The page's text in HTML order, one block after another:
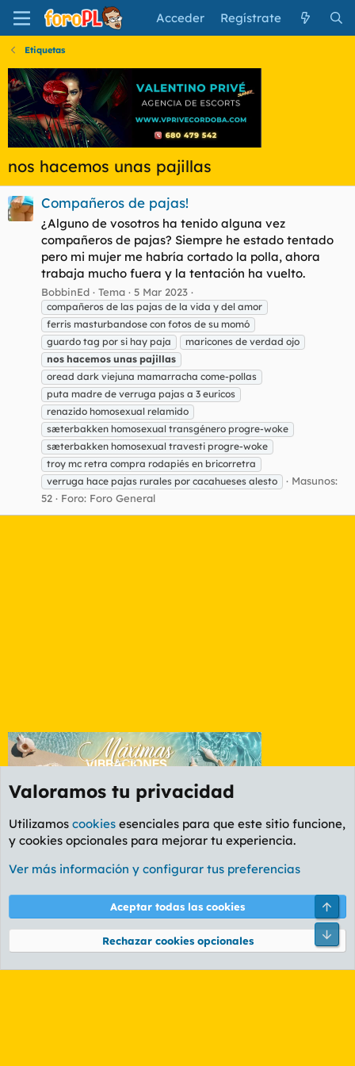
Acceder Regístrate
Etiquetas
nos hacemos unas pajillas
Compañeros de pajas!
¿Alguno de vosotros ha tenido alguna vez
compañeros de pajas? Siempre he estado tentado
pero mi mujer me habría cortado la polla, ahora
trabaja mucho fuera y la tentación ha vuelto.
BobbinEd Tema 5 Mar 2023
compañeros de las pajas de la vida y del amor
ferris masturbandose con fotos de su momó
guardo tag por si hay paja
maricones de verdad ojo
nos hacemos unas pajillas
oread dark viejuna mamarracha come-pollas
puta madre de verruga pajas a 3 euricos
renazido homosexual relamido
sæterbakken homosexual transgénero progre-woke
sæterbakken homosexual travesti progre-woke
troy mc retra compra rodapiés en bricorretra
verruga hace pajas rurales por cacahueses alesto
Masunos:
52
Foro: Foro General
Etiquetas
Cookies
PL OLDSTYLE AMARILLO
Términos y reglas Política de privacidad Ayuda
Community platform by XenForo® © 2010-2026 XenForo Ltd.
Valoramos tu privacidad
Utilizamos cookies esenciales para que este sitio funcione,
y cookies opcionales para mejorar tu experiencia.
Ver más información y configurar tus preferencias
Aceptar todas las cookies
Rechazar cookies opcionales
Pie